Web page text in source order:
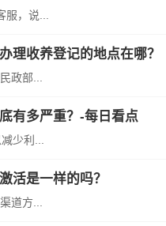
，说...
理收养登记的地点在哪？
政部...
有多严重？-每日看点
少利...
活是一样的吗？
道方...